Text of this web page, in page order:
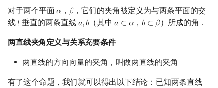
杜教筛
Min_25 筛
霍夫曼树
图的匹配
Prüfer 序列
对于两个平面 𝛼
α ， 𝛽
β ，它们的夹角被定义为与两条平面的交
线 𝑙l 垂直的两条直线 𝑎,𝑏
a,b （其中𝑎 ⊂ 𝛼
a ⊂α ，𝑏 ⊂ 𝛽
b ⊂ β ）所成的角．
两直线夹角定义与关系充要条件
两直线的方向向量的夹角，叫做两直线的夹角．
有了这个命题，我们就可以得出以下结论：已知两条直线